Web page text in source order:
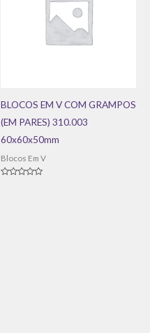
BLOCOS EM V COM GRAMPOS
(EM PARES) 310.003
60x60x50mm
Blocos Em V